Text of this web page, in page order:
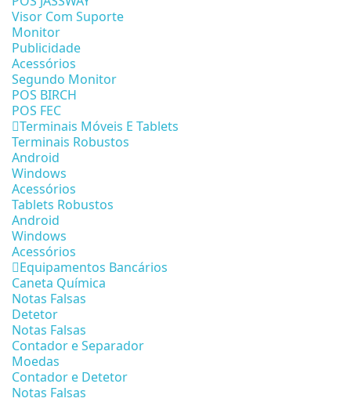
Visor Com Suporte
Monitor
Publicidade
Acessórios
Segundo Monitor
POS BIRCH
POS FEC
Terminais Móveis E Tablets
Terminais Robustos
Android
Windows
Acessórios
Tablets Robustos
Android
Windows
Acessórios
Equipamentos Bancários
Caneta Química
Notas Falsas
Detetor
Notas Falsas
Contador e Separador
Moedas
Contador e Detetor
Notas Falsas